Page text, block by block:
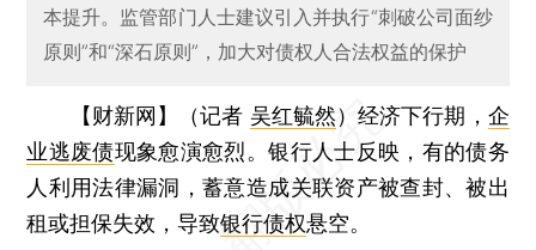
本提升。监管部门人士建议引入并执行“刺破公司面纱
原则”和“深石原则”，加大对债权人合法权益的保护
【财新网】（记者 吴红毓然）经济下行期， 企
业逃废债现象愈演愈烈。银行人士反映，有的债务
人利用法律漏洞，蓄意造成关联资产被查封、被出
租或担保失效，导致银行债权悬空。